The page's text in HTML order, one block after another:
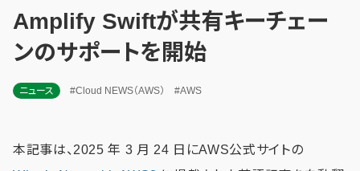
Amplify Swiftが共有キーチェー
ンのサポートを開始
ニュース #Cloud NEWS（AWS） #AWS
本記事は、2025 年 3 月 24 日にAWS公式サイトの